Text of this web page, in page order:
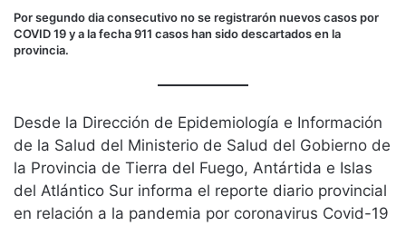
Por segundo dia consecutivo no se registrarón nuevos casos por
COVID 19 y a la fecha 911 casos han sido descartados en la
provincia.
Desde la Dirección de Epidemiología e Información
de la Salud del Ministerio de Salud del Gobierno de
la Provincia de Tierra del Fuego, Antártida e Islas
del Atlántico Sur informa el reporte diario provincial
en relación a la pandemia por coronavirus Covid-19